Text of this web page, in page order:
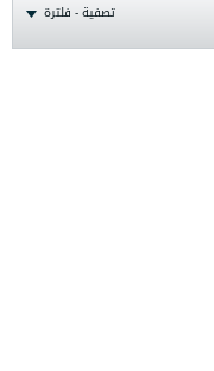
تصفية - فلترة